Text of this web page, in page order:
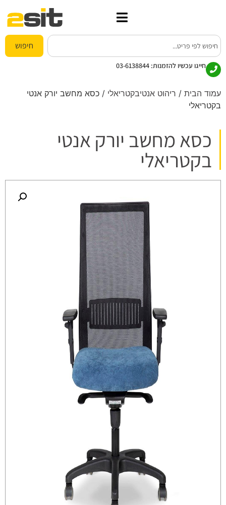
חיפוש
חייגו עכשיו להזמנות: 03-6138844
עמוד הבית / ריהוט אנטיבקטריאלי / כסא מחשב יורק אנטי
בקטריאלי
כסא מחשב יורק אנטי
בקטריאלי